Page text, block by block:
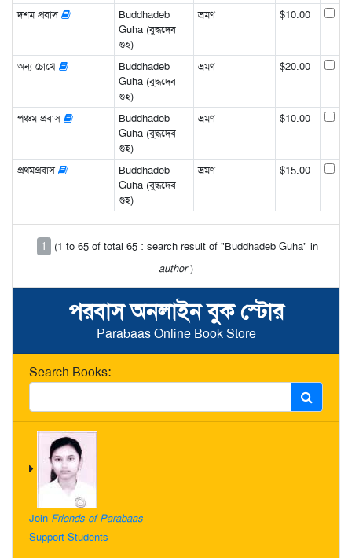
পরবাস অনলাইন বুক স্টোর
Parabaas Online Book Store
Search Books:
Join Friends of Parabaas
Support Students
দশম প্রবাস
Buddhadeb
Guha (বুদ্ধদেব
গুহ)
ভ্রমণ $10.00
অন্য চোখে
Buddhadeb
Guha (বুদ্ধদেব
গুহ)
ভ্রমণ $20.00
পঞ্চম প্রবাস
Buddhadeb
Guha (বুদ্ধদেব
গুহ)
ভ্রমণ $10.00
প্রথমপ্রবাস
Buddhadeb
Guha (বুদ্ধদেব
গুহ)
ভ্রমণ $15.00
1
(1 to 65 of total 65 : search result of "Buddhadeb Guha" in
author)